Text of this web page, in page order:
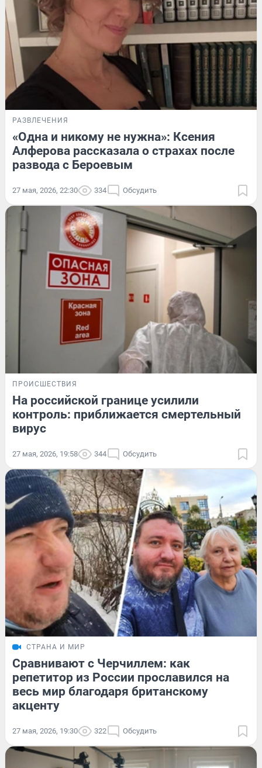
РАЗВЛЕЧЕНИЯ
«Одна и никому не нужна»: Ксения
Алферова рассказала о страхах после
развода с Бероевым
27 мая, 2026, 22:30 334 Обсудить
ПРОИСШЕСТВИЯ
На российской границе усилили
контроль: приближается смертельный
вирус
27 мая, 2026, 19:58 344 Обсудить
СТРАНА И МИР
Сравнивают с Черчиллем: как
репетитор из России прославился на
весь мир благодаря британскому
акценту
27 мая, 2026, 19:30 322 Обсудить